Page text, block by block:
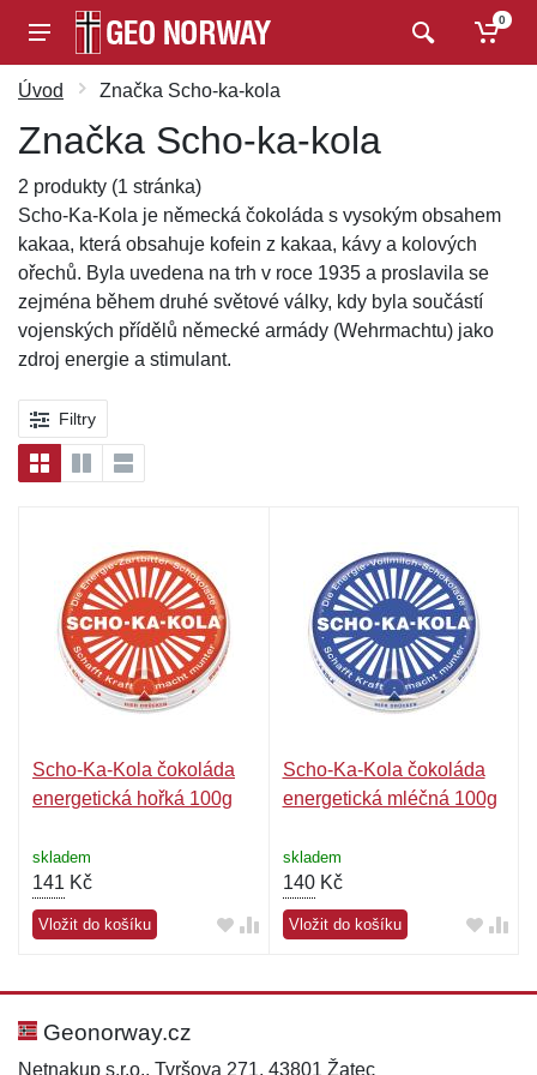
0
Úvod Značka Scho-ka-kola
Značka Scho-ka-kola
2 produkty (1 stránka)
Scho-Ka-Kola je německá čokoláda s vysokým obsahem
kakaa, která obsahuje kofein z kakaa, kávy a kolových
ořechů. Byla uvedena na trh v roce 1935 a proslavila se
zejména během druhé světové války, kdy byla součástí
vojenských přídělů německé armády (Wehrmachtu) jako
zdroj energie a stimulant.
Filtry
Scho-Ka-Kola čokoláda
energetická hořká 100g
skladem
141 Kč
Vložit do košíku
Scho-Ka-Kola čokoláda
energetická mléčná 100g
skladem
140Kč
Vložit do košíku
Geonorway.cz
Netnakup s.r.o., Tyršova 271, 43801 Žatec